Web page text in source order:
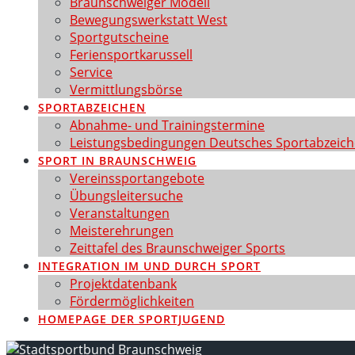
Bewegungswerkstatt West
Sportgutscheine
Feriensportkarussell
Service
Vermittlungsbörse
SPORTABZEICHEN
Abnahme- und Trainingstermine
Leistungsbedingungen Deutsches
SPORT IN BRAUNSCHWEIG
Vereinssportangebote
Übungsleitersuche
Veranstaltungen
Meisterehrungen
Zeittafel des Braunschweiger Sports
INTEGRATION IM UND DURCH SPORT
Projektdatenbank
Fördermöglichkeiten
HOMEPAGE DER SPORTJUGEND